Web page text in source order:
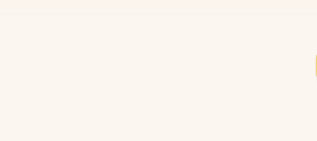
di alta qualità, il nostro portachiavi è costruito per resistere